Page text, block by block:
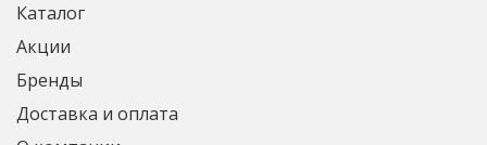
Каталог
Акции
Бренды
Доставка и оплата